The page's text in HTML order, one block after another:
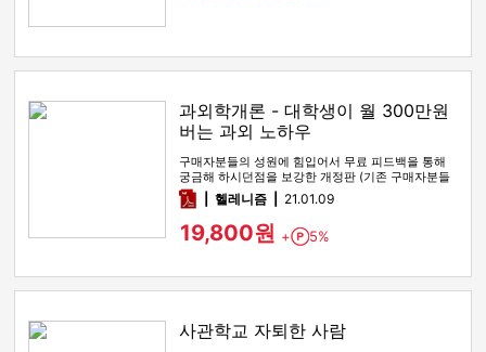
과외학개론 - 대학생이 월 300만원
버는 과외 노하우
구매자분들의 성원에 힘입어서 무료 피드백을 통해
궁금해 하시던점을 보강한 개정판 (기존 구매자분들
은 연락이나 댓글 남겨주시…
pdf헬레니즘 21.01.09
19,800원 + Point
5%
사관학교 자퇴한 사람